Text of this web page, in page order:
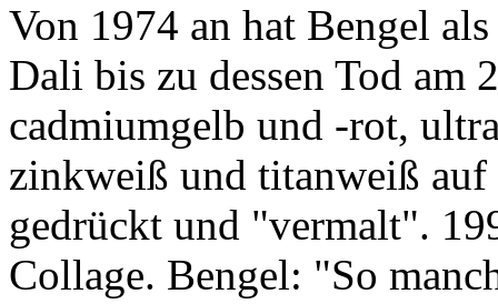
Von 1974 an hat Bengel
Dali bis zu dessen Tod am
cadmiumgelb und -rot,
zinkweiß und titanweiß
gedrückt und "vermalt".
Collage. Bengel: "So